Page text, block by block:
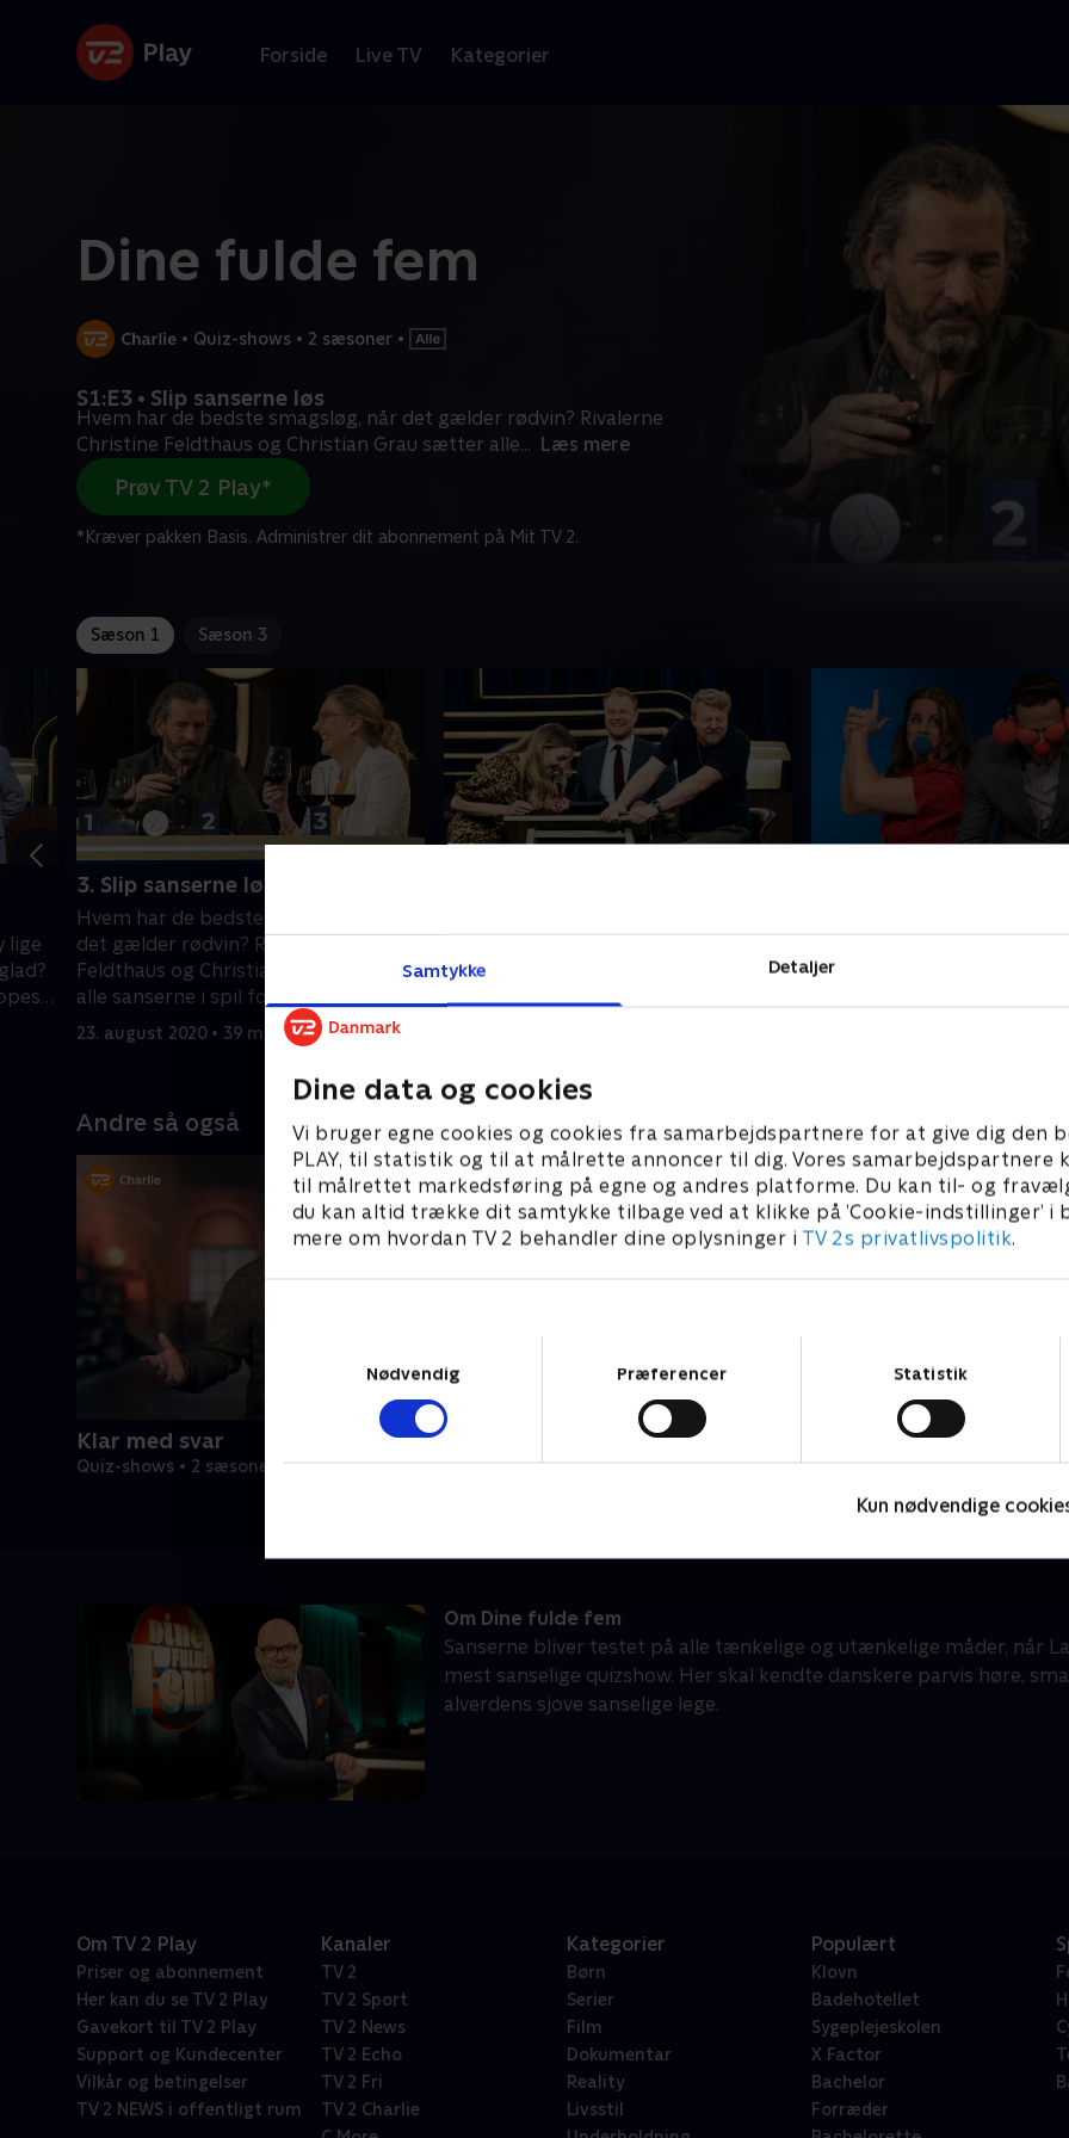
Samtykke Detaljer
Dine data og cookies
Vi bruger egne cookies og cookies fra samarbejdspartnere for at give dig den
PLAY, til statistik og til at målrette annoncer til dig. Vores samarbejdspartnere
til målrettet markedsføring på egne og andres platforme. Du kan til- og
du kan altid trække dit samtykke tilbage ved at klikke på ’Cookie-indstillinger’ i
mere om hvordan TV 2 behandler dine oplysninger i TV 2s privatlivspolitik.
Nødvendig
Præferencer Statistik
Kun nødvendige
Forside Live TV Kategorier
Dine fulde fem
• Quiz-shows • 2 sæsoner •
S1:E3 • Slip sanserne løs
Hvem har de bedste smagsløg, når det gælder rødvin? Rivalerne
Christine Feldthaus og Christian Grau sætter alle... Læs mere
Prøv TV 2 Play*
*Kræver pakken Basis. Administrer dit abonnement på Mit TV 2.
Sæson 1 Sæson 3
lige
3. Slip sanserne løs
Hvem har de bedste smagsløg, når
det gælder rødvin? Rivalerne Christine
Feldthaus og Christian Grau sætter
alle sanserne i spil for at vinde 'Dine
fulde fem'.
23. august 2020 • 39 min
Degn inviterer Molly Egelind og
Claudia Rex til at dyste i en række
skarp, som hun selv tror?
Andre så også
Klar med svar
Quiz-shows • 2 sæsoner
Ordet er mit
Om Dine fulde fem
Sanserne bliver testet på alle tænkelige og utænkelige måder, når
mest sanselige quizshow. Her skal kendte danskere parvis høre,
alverdens sjove sanselige lege.
Om TV 2 Play
Priser og abonnement
Her kan du se TV 2 Play
Gavekort til TV 2 Play
Support og Kundecenter
Vilkår og betingelser
TV 2 NEWS i offentligt rum
Kanaler
TV 2
TV 2 Sport
TV 2 News
TV 2 Echo
TV 2 Fri
TV 2 Charlie
Kategorier
Børn
Serier
Film
Dokumentar
Reality
Livsstil
Populært
Klovn
Badehotellet
Sygeplejeskolen
X Factor
Bachelor
Forræder